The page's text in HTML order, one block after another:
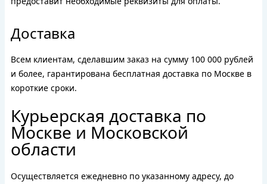
Доставка
Всем клиентам, сделавшим заказ на сумму 100 000 рублей
и более, гарантирована бесплатная доставка по Москве в
короткие сроки.
Курьерская доставка по
Москве и Московской
области
Осуществляется ежедневно по указанному адресу, до